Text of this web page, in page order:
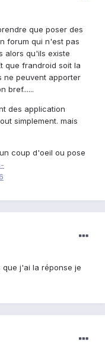
que poser des
forum qui n'est pas
alors qu'ils existe
que frandroid soit la
ne peuvent apporter
bref......
des application
simplement. mais
coup d'oeil ou pose
que j'ai la réponse je